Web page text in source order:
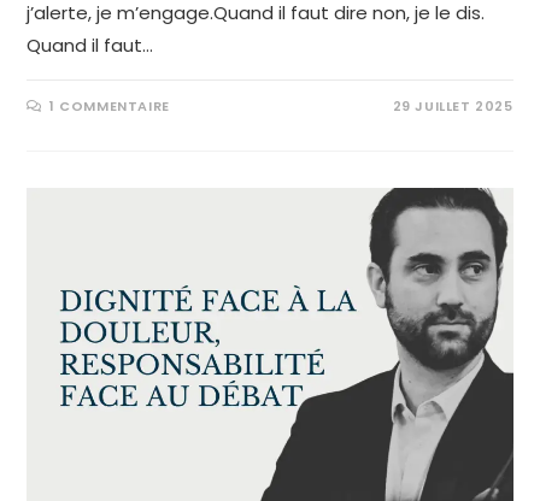
j’alerte, je m’engage.Quand il faut dire non, je le dis.
Quand il faut…
1 COMMENTAIRE 29 JUILLET 2025